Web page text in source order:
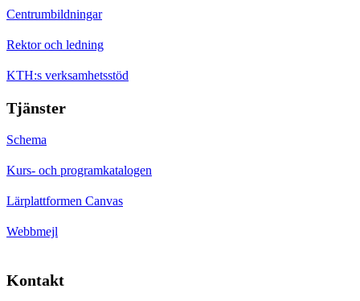
Centrumbildningar
Rektor och ledning
KTH:s verksamhetsstöd
Tjänster
Schema
Kurs- och programkatalogen
Lärplattformen Canvas
Webbmejl
Kontakt